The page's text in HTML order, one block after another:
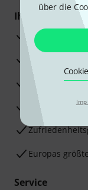
über die
Ihre Vorteile
3 Jahre
30 Tage
Beratung
Europas
Service